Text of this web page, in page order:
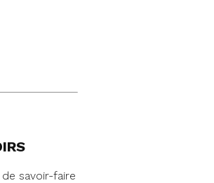
savoir-faire